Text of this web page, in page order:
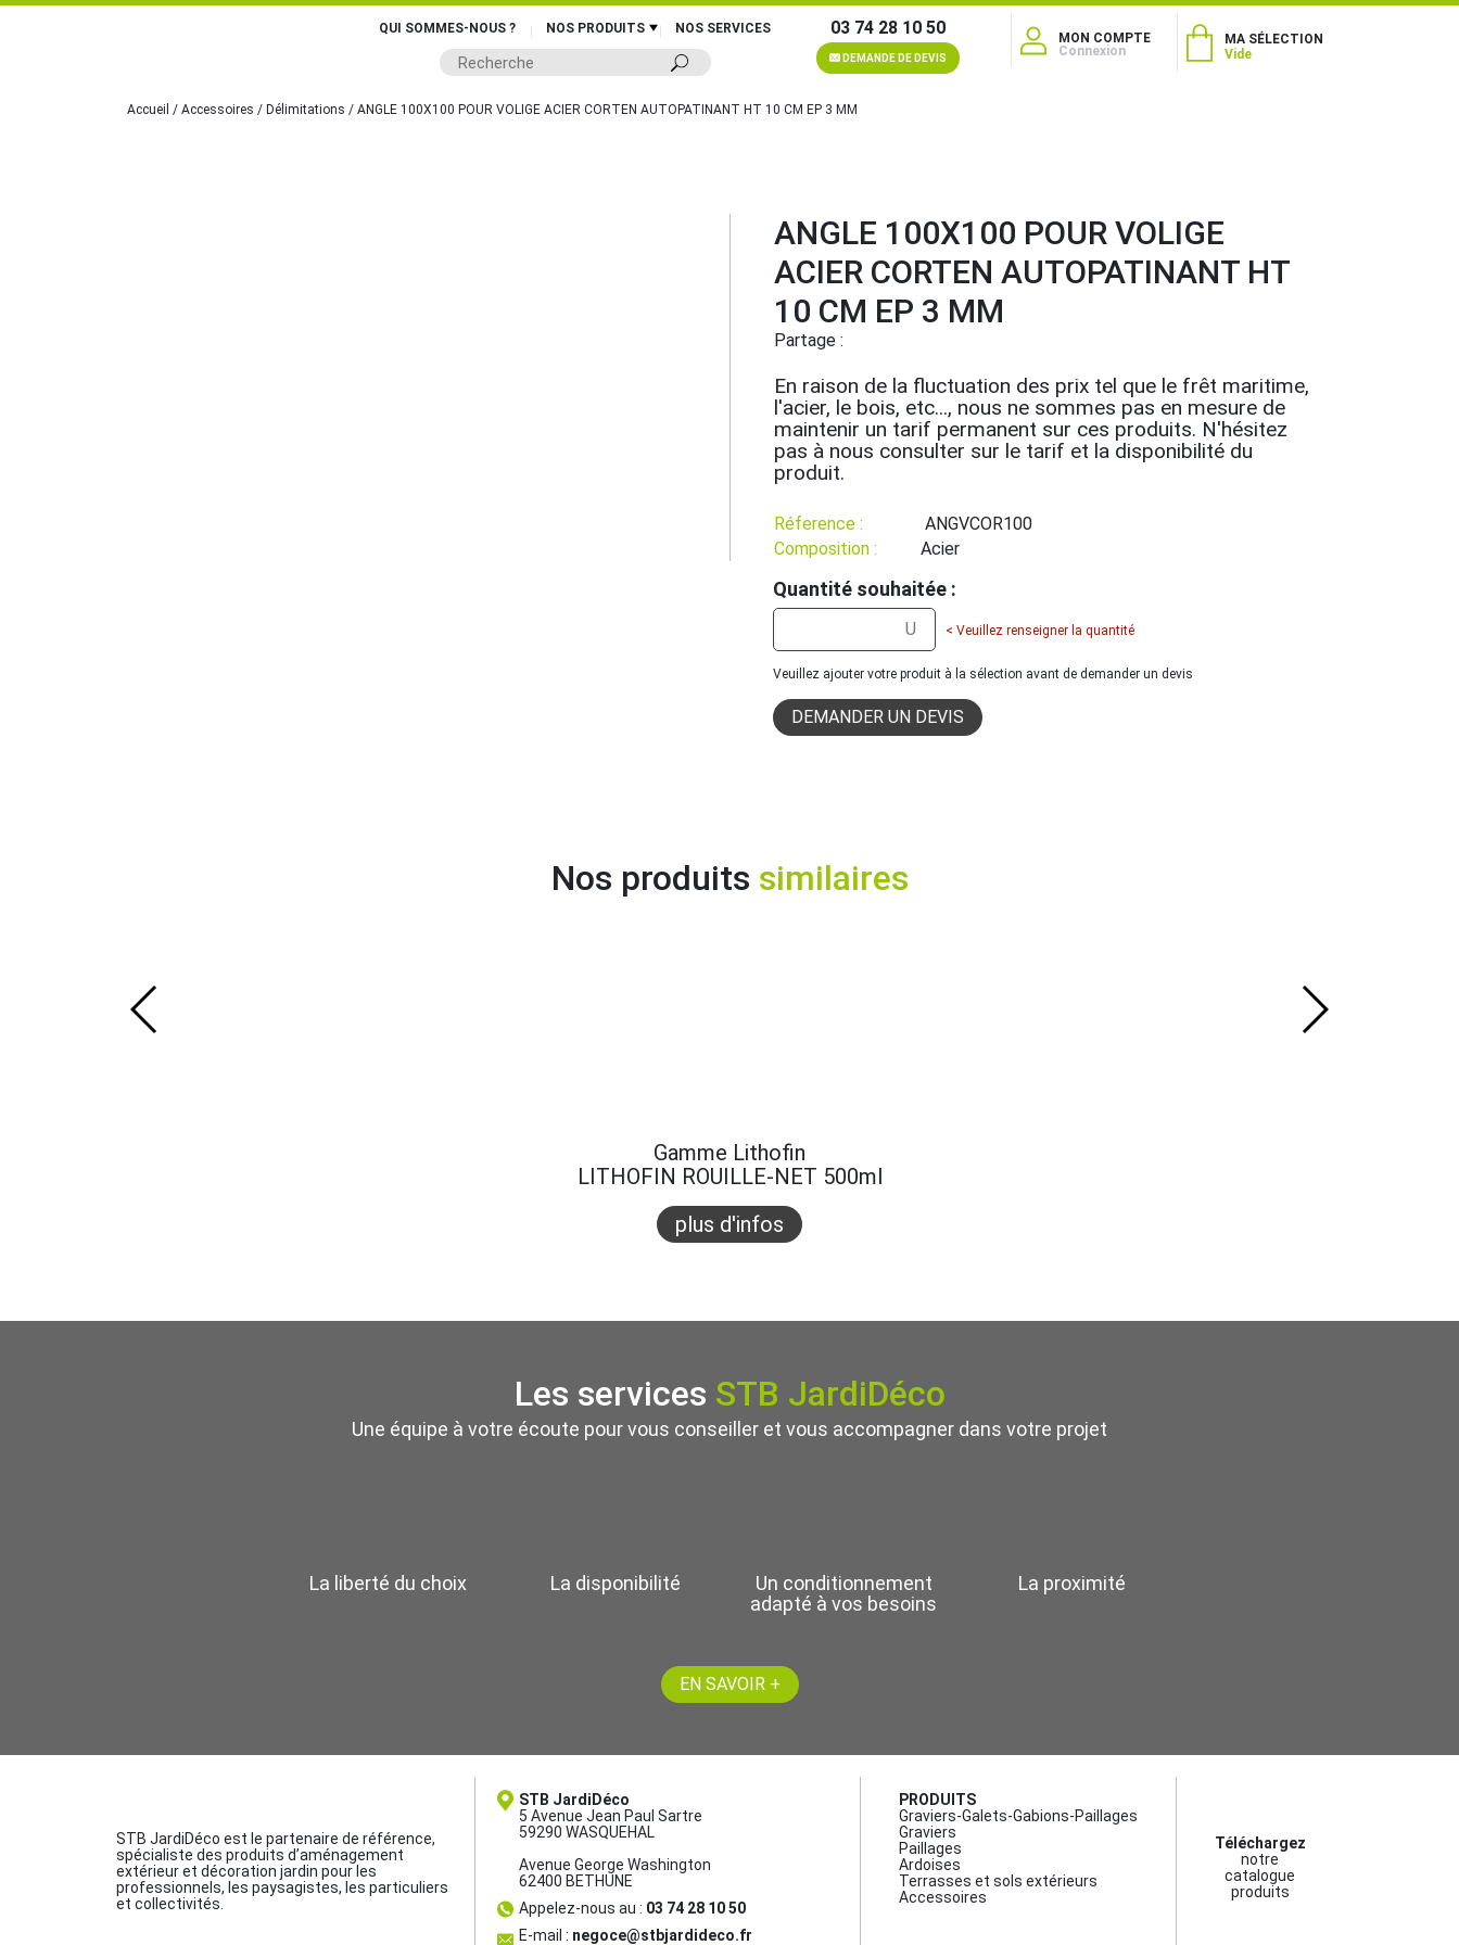
QUI SOMMES-NOUS ? NOS PRODUITS NOS SERVICES 03 74 28 10 50
DEMANDE DE DEVIS
MON COMPTE
Connexion
MA SÉLECTION
Vide
Accueil / Accessoires / Délimitations / ANGLE 100X100 POUR VOLIGE ACIER CORTEN AUTOPATINANT HT 10 CM EP 3 MM
ANGLE 100X100 POUR VOLIGE
ACIER CORTEN AUTOPATINANT HT
10 CM EP 3 MM
Partage :
En raison de la fluctuation des prix tel que le frêt maritime,
l'acier, le bois, etc..., nous ne sommes pas en mesure de
maintenir un tarif permanent sur ces produits. N'hésitez
pas à nous consulter sur le tarif et la disponibilité du
produit.
Réference :
ANGVCOR100
Composition :
Acier
Quantité souhaitée :
< Veuillez renseigner la quantité
Veuillez ajouter votre produit à la sélection avant de demander un devis
DEMANDER UN DEVIS
Nos produits similaires
Gamme Lithofin
LITHOFIN ROUILLE-NET 500ml
plus d'infos
Les services STB JardiDéco
Une équipe à votre écoute pour vous conseiller et vous accompagner dans votre projet
La liberté du choix La disponibilité
Un conditionnement
adapté à vos besoins
La proximité
EN SAVOIR +
STB JardiDéco est le partenaire de référence,
spécialiste des produits d’aménagement
extérieur et décoration jardin pour les
professionnels, les paysagistes, les particuliers
et collectivités.
STB JardiDéco
5 Avenue Jean Paul Sartre
59290 WASQUEHAL
Avenue George Washington
62400 BETHUNE
Appelez-nous au : 03 74 28 10 50
E-mail : negoce@stbjardideco.fr
PRODUITS
Graviers-Galets-Gabions-Paillages
Graviers
Paillages
Ardoises
Terrasses et sols extérieurs
Accessoires
Téléchargez
notre
catalogue
produits